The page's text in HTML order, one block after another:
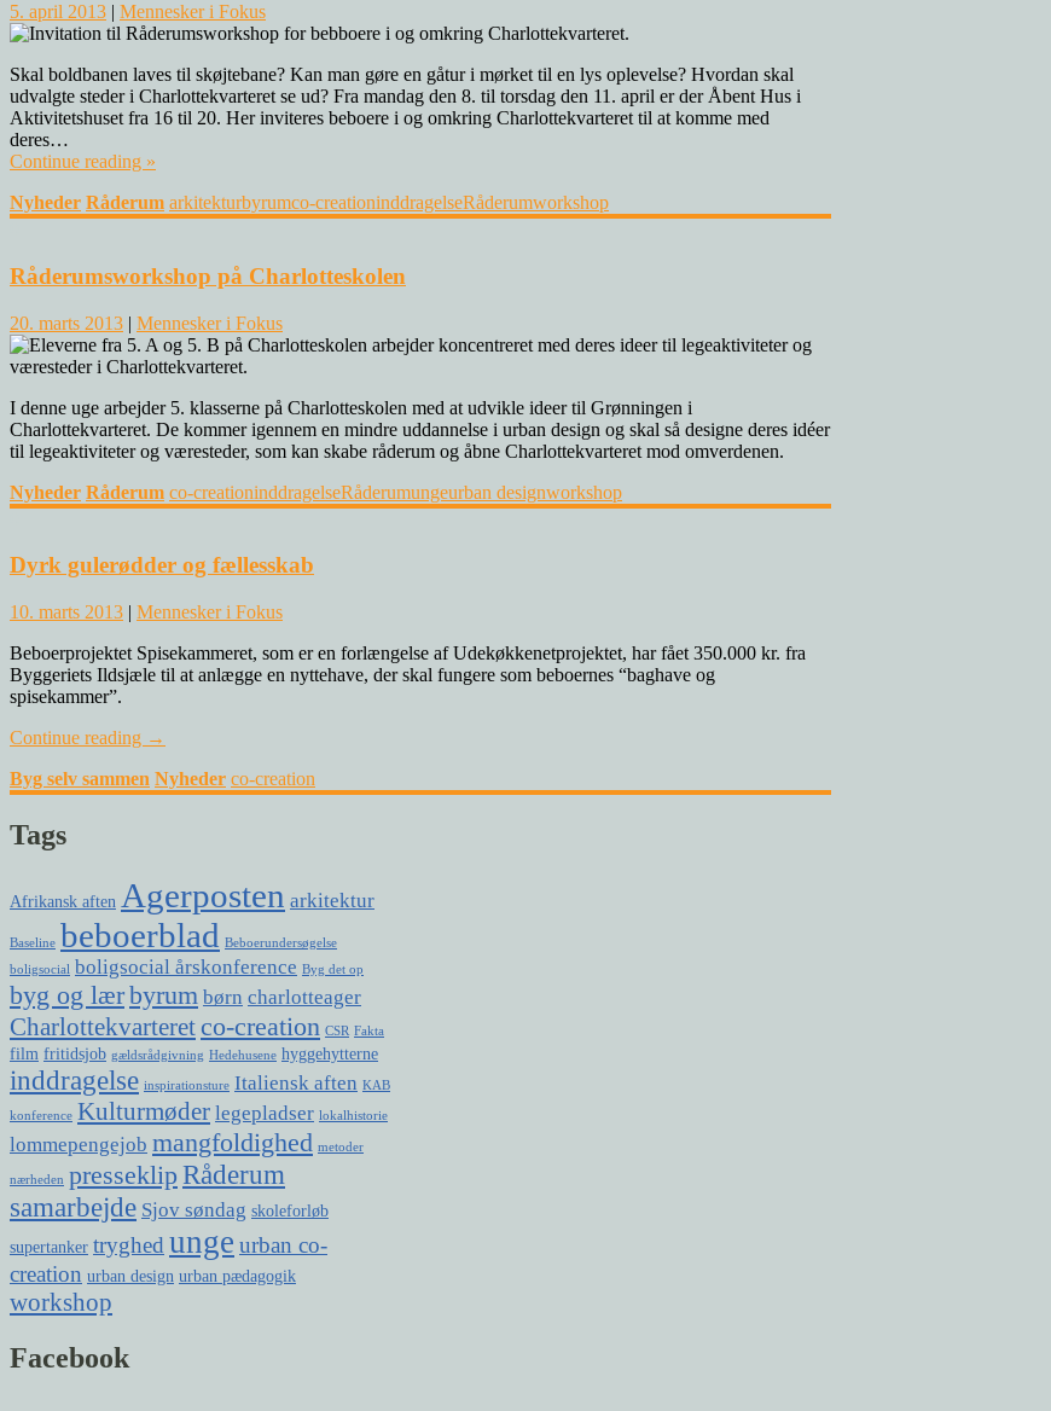
5. april 2013 | Mennesker i Fokus
Skal boldbanen laves til skøjtebane? Kan man gøre en gåtur i mørket til en lys oplevelse? Hvordan skal
udvalgte steder i Charlottekvarteret se ud? Fra mandag den 8. til torsdag den 11. april er der Åbent Hus i
Aktivitetshuset fra 16 til 20. Her inviteres beboere i og omkring Charlottekvarteret til at komme med
deres…
Continue reading »
Nyheder Råderum arkitekturbyrumco-creationinddragelseRåderumworkshop
Råderumsworkshop på Charlotteskolen
20. marts 2013 | Mennesker i Fokus
I denne uge arbejder 5. klasserne på Charlotteskolen med at udvikle ideer til Grønningen i
Charlottekvarteret. De kommer igennem en mindre uddannelse i urban design og skal så designe deres idéer
til legeaktiviteter og væresteder, som kan skabe råderum og åbne Charlottekvarteret mod omverdenen.
Nyheder Råderum co-creationinddragelseRåderumungeurban designworkshop
Dyrk gulerødder og fællesskab
10. marts 2013 | Mennesker i Fokus
Beboerprojektet Spisekammeret, som er en forlængelse af Udekøkkenetprojektet, har fået 350.000 kr. fra
Byggeriets Ildsjæle til at anlægge en nyttehave, der skal fungere som beboernes “baghave og
spisekammer”.
Continue reading →
Byg selv sammen Nyheder co-creation
Tags
Afrikansk aften Agerposten arkitektur
Baseline beboerblad Beboerundersøgelse
boligsocial boligsocial årskonference Byg det op
byg og lærbyrum børn charlotteager
Charlottekvarteret co-creation CSR Fakta
film fritidsjob gældsrådgivning Hedehusene hyggehytterne
inddragelse inspirationsture Italiensk aften KAB
konference Kulturmøder legepladser lokalhistorie
lommepengejob mangfoldighed metoder
nærheden presseklip Råderum
samarbejde Sjov søndag skoleforløb
supertanker tryghed unge urban co-
creation urban design urban pædagogik
workshop
Facebook